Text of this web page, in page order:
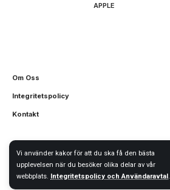
Vi använder kakor för att du ska få den bästa
upplevelsen när du besöker olika delar av vår
webbplats. Integritetspolicy och Användaravtal.
APPLE
Om Oss
Integritetspolicy
Kontakt
© iNytt.se 2026